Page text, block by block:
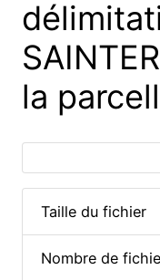
la
Taille du fichier
Nombre de